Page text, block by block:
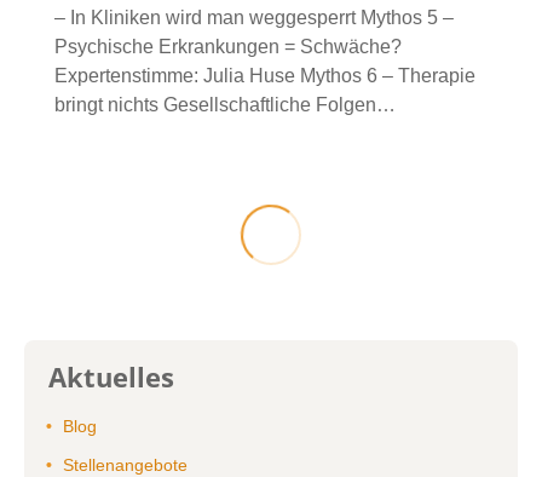
– In Kliniken wird man weggesperrt Mythos 5 –
Psychische Erkrankungen = Schwäche?
Expertenstimme: Julia Huse Mythos 6 – Therapie
bringt nichts Gesellschaftliche Folgen…
Aktuelles
Blog
Stellenangebote